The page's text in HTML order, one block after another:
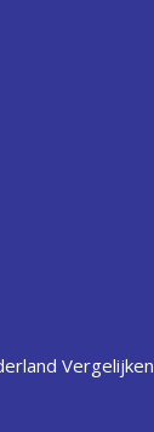
Vergelijken